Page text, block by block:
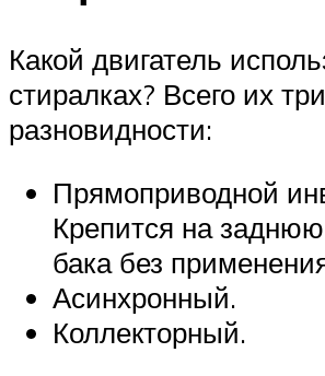
Какой двигатель
стиралках? Всего их три
разновидности:
Прямоприводной
Крепится на заднюю
бака без
Асинхронный.
Коллекторный.